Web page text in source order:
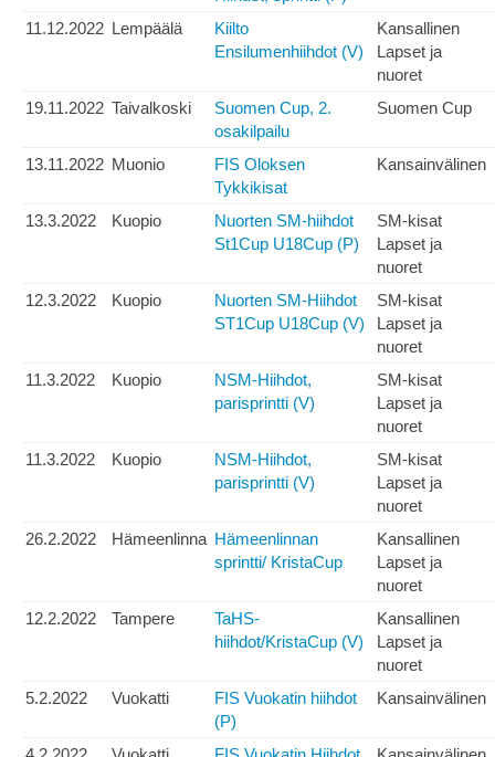
11.12.2022 Lempäälä
Kiilto
Ensilumenhiihdot (V)
Kansallinen
Lapset ja
nuoret
19.11.2022 Taivalkoski
Suomen Cup, 2.
osakilpailu
Suomen Cup
13.11.2022 Muonio
FIS Oloksen
Tykkikisat
Kansainvälinen
13.3.2022 Kuopio
Nuorten SM-hiihdot
St1Cup U18Cup (P)
SM-kisat
Lapset ja
nuoret
12.3.2022
Kuopio
Nuorten SM-Hiihdot
ST1Cup U18Cup (V)
SM-kisat
Lapset ja
nuoret
11.3.2022
Kuopio
NSM-Hiihdot,
parisprintti (V)
SM-kisat
Lapset ja
nuoret
11.3.2022
Kuopio
NSM-Hiihdot,
parisprintti (V)
SM-kisat
Lapset ja
nuoret
26.2.2022
Hämeenlinna Hämeenlinnan
sprintti/ KristaCup
Kansallinen
Lapset ja
nuoret
12.2.2022
Tampere
TaHS-
hiihdot/KristaCup (V)
Kansallinen
Lapset ja
nuoret
5.2.2022
Vuokatti
FIS Vuokatin hiihdot
(P)
Kansainvälinen